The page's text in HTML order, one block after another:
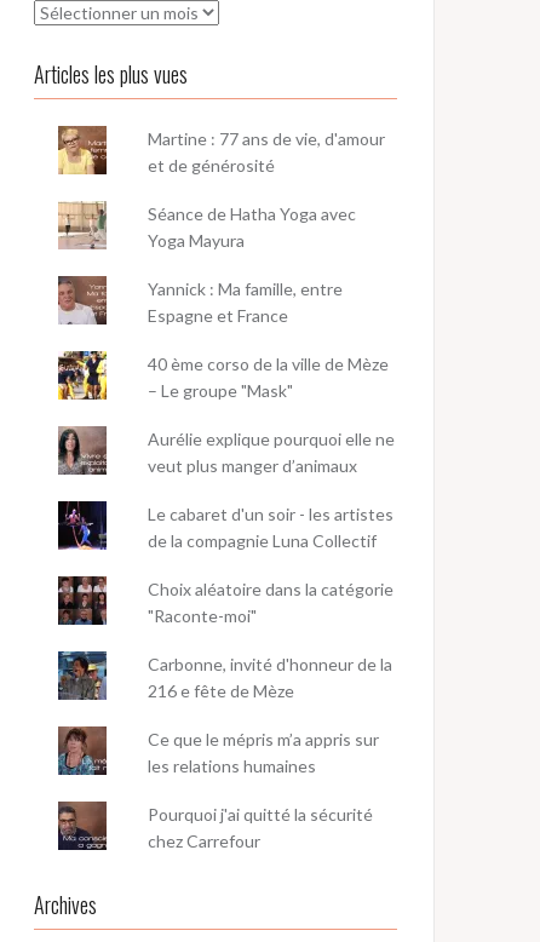
Archives
Articles les plus vues
Martine : 77 ans de vie, d'amour
et de générosité
Séance de Hatha Yoga avec
Yoga Mayura
Yannick : Ma famille, entre
Espagne et France
40 ème corso de la ville de Mèze
– Le groupe "Mask"
Aurélie explique pourquoi elle ne
veut plus manger d’animaux
Le cabaret d'un soir - les artistes
de la compagnie Luna Collectif
Choix aléatoire dans la catégorie
"Raconte-moi"
Carbonne, invité d'honneur de la
216 e fête de Mèze
Ce que le mépris m’a appris sur
les relations humaines
Pourquoi j'ai quitté la sécurité
chez Carrefour
Archives